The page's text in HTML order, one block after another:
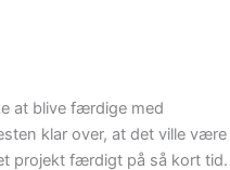
at blive færdige med
klar over, at det ville være
projekt færdigt på så kort tid.